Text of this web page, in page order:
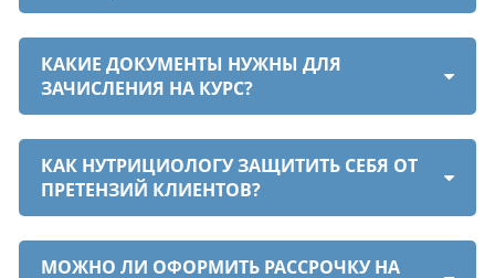
КАКИЕ ДОКУМЕНТЫ НУЖНЫ ДЛЯ
ЗАЧИСЛЕНИЯ НА КУРС?
КАК НУТРИЦИОЛОГУ ЗАЩИТИТЬ СЕБЯ ОТ
ПРЕТЕНЗИЙ КЛИЕНТОВ?
МОЖНО ЛИ ОФОРМИТЬ РАССРОЧКУ НА